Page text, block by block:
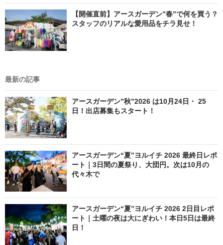
【開催直前】アースガーデン”春”で何を買う？
スタッフのリアルな愛用品をチラ見せ！
最新の記事
アースガーデン”秋”2026 は10月24日・ 25
日！出店募集もスタート！
アースガーデン“夏”ヨルイチ 2026 最終日レポ
ート｜3日間の夏祭り、大団円。次は10月の
代々木で
アースガーデン“夏”ヨルイチ 2026 2日目レポ
ート｜土曜の夜は大にぎわい！本日5日は最終
日！